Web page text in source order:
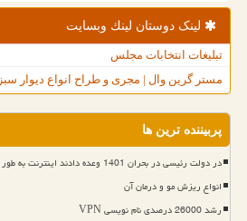
لینک دوستان لینك وبسایت
تبلیغات انتخابات مجلس
مستر گرین وال | مجری و طراح انواع دیوار سبز
پربیننده ترین ها
در دولت رئیسی در بحران 1401 وعده دادند اینترنت به طور موقت قطع می شود اما ماندگار شد
انواع ریزش مو و درمان آن
رشد 26000 درصدی نام نویسی VPN